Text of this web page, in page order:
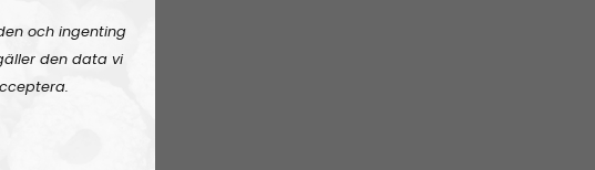
och ingenting
den data vi